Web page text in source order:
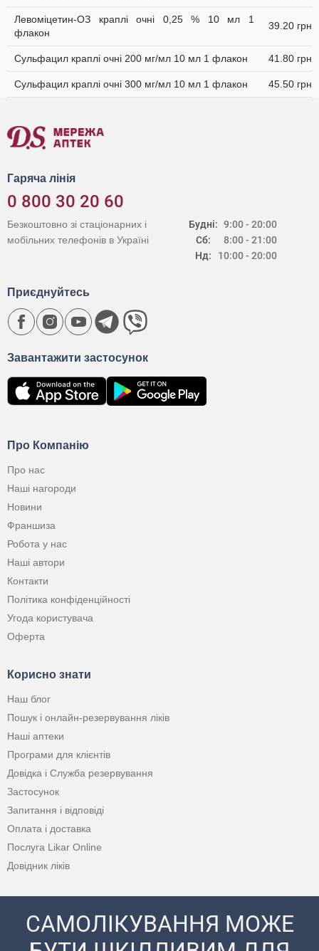
Левоміцетин-ОЗ краплі очні 0,25 % 10 мл 1
флакон
39.20 грн
Сульфацил краплі очні 200 мг/мл 10 мл 1 флакон 41.80 грн
Сульфацил краплі очні 300 мг/мл 10 мл 1 флакон 45.50 грн
Гаряча лінія
0 800 30 20 60
Будні:
Сб:
Нд:
9:00 - 20:00
8:00 - 21:00
10:00 - 20:00
Безкоштовно зі стаціонарних і
мобільних телефонів в Україні
Про Компанію
Про нас
Наші нагороди
Новини
Франшиза
Робота у нас
Наші автори
Контакти
Політика конфіденційності
Угода користувача
Оферта
Корисно знати
Наш блог
Пошук і онлайн-резервування ліків
Наші аптеки
Програми для клієнтів
Довідка і Служба резервування
Застосунок
Запитання і відповіді
Оплата і доставка
Послуга Likar Online
Довідник ліків
Завантажити застосунок
Приєднуйтесь
САМОЛІКУВАННЯ МОЖЕ